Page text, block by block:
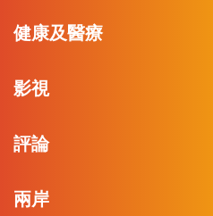
健康及醫療
影視
評論
兩岸